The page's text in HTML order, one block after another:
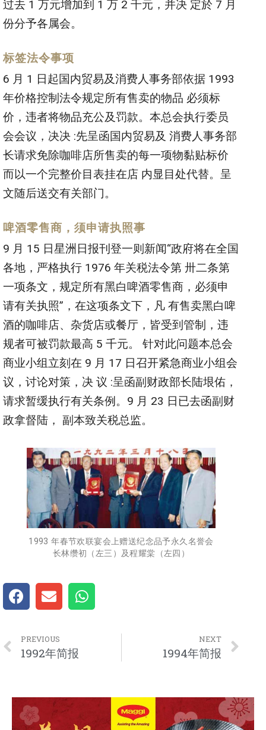
过去 1 万元增加到 1 万 2 千元，并决 定於 7 月
份分予各属会。
标签法令事项
6 月 1 日起国内贸易及消费人事务部依据 1993
年价格控制法令规定所有售卖的物品 必须标
价，违者将物品充公及罚款。本总会执行委员
会会议，决决 :先呈函国内贸易及 消费人事务部
长请求免除咖啡店所售卖的每一项物黏贴标价
而以一个完整价目表挂在店 内显目处代替。呈
文随后送交有关部门。
啤酒零售商，须申请执照事
9 月 15 日星洲日报刊登一则新闻“政府将在全国
各地，严格执行 1976 年关税法令第 卅二条第
一项条文，规定所有黑白啤酒零售商，必须申
请有关执照”，在这项条文下，凡 有售卖黑白啤
酒的咖啡店、杂货店或餐厅，皆受到管制，违
规者可被罚款最高 5 千元。 针对此问题本总会
商业小组立刻在 9 月 17 日召开紧急商业小组会
议，讨论对策，决 议 :呈函副财政部长陆垠佑，
请求暂缓执行有关条例。9 月 23 日已去函副财
政拿督陆， 副本致关税总监。
1993 年春节欢联宴会上赠送纪念品予永久名誉会
长林缵初（左三）及程耀棠（左四）
PREVIOUS
1992年简报
NEXT
1994年简报